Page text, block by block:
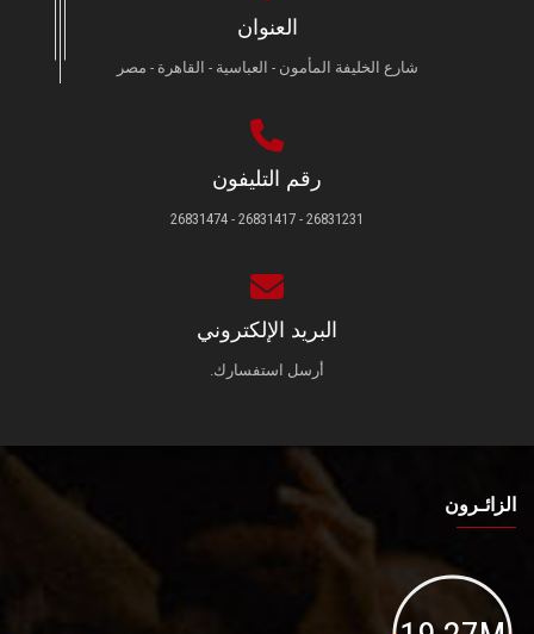
العنوان
شارع الخليفة المأمون - العباسية - القاهرة - مصر
رقم التليفون
26831231 - 26831417 - 26831474
البريد الإلكتروني
أرسل استفسارك.
الزائـرون